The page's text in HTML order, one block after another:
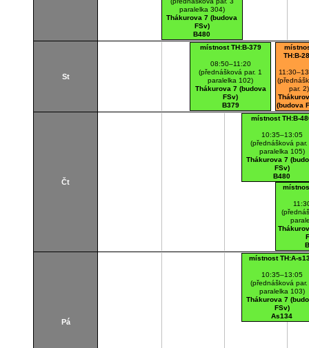
paralelka 304)
Thákurova 7 (budova
FSv)
B480
St
místnost TH:B-379
08:50–11:20
(přednášková par. 1
paralelka 102)
Thákurova 7 (budova
FSv)
B379
TH:B-
par. 2)
(budova
B286
Čt
místnost TH:B-
10:35–13:05
(přednášková par.
paralelka 105)
Thákurova 7
FSv)
B480
Pá
místnost TH:A-
10:35–13:05
(přednášková par.
paralelka 103)
Thákurova 7
FSv)
As134